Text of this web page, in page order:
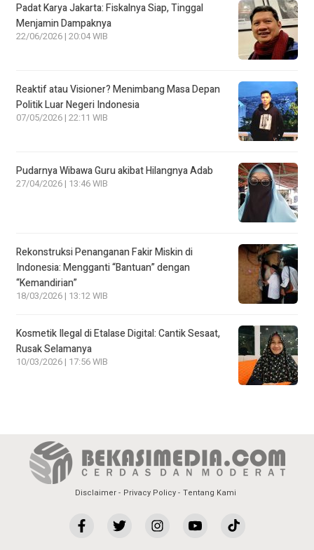
Padat Karya Jakarta: Fiskalnya Siap, Tinggal
Menjamin Dampaknya
22/06/2026 | 20:04 WIB
Reaktif atau Visioner? Menimbang Masa Depan
Politik Luar Negeri Indonesia
07/05/2026 | 22:11 WIB
Pudarnya Wibawa Guru akibat Hilangnya Adab
27/04/2026 | 13:46 WIB
Rekonstruksi Penanganan Fakir Miskin di
Indonesia: Mengganti “Bantuan” dengan
“Kemandirian”
18/03/2026 | 13:12 WIB
Kosmetik Ilegal di Etalase Digital: Cantik Sesaat,
Rusak Selamanya
10/03/2026 | 17:56 WIB
Disclaimer Privacy Policy Tentang Kami